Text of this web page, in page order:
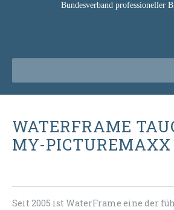
Bundesverband professioneller
WATERFRAME
MY-
Seit 2005 ist WaterFrame eine der